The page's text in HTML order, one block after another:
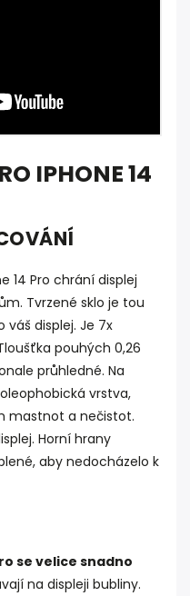
IPHONE 14
14 Pro chrání displej
Tvrzené sklo je tou
displej. Je 7x
pouhých 0,26
průhledné. Na
vrstva,
mastnot a nečistot.
Horní hrany
aby nedocházelo k
se velice snadno
na displeji bubliny.